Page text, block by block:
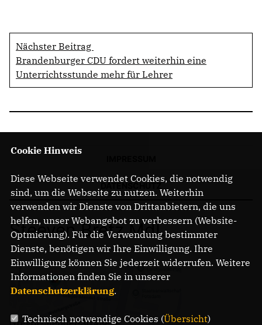
Nächster Beitrag
Brandenburger CDU fordert weiterhin eine
Unterrichtsstunde mehr für Lehrer
Steeven Bretz MdL
Cookie Hinweis
Diese Webseite verwendet Cookies, die notwendig
sind, um die Webseite zu nutzen. Weiterhin
verwenden wir Dienste von Drittanbietern, die uns
helfen, unser Webangebot zu verbessern (Website-
Optmierung). Für die Verwendung bestimmter
Dienste, benötigen wir Ihre Einwilligung. Ihre
Einwilligung können Sie jederzeit widerrufen. Weitere
Informationen finden Sie in unserer
Datenschutzerklärung.
Technisch notwendige Cookies (Übersicht)